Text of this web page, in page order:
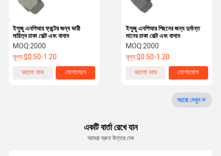
কারখানা পরিদর্শন গুণমান নিয়ন্ত্রণ
আমাদের সাথে
খবর
ইসুজু এনপিআর পিছনের জন্য দুর্দান্ত
মানের চাকা বোল্ট এবং বাদাম
MOQ:2000
মূল্য:$0.50-1.20
ভালো দাম
যোগাযোগ
ইসুজু এনপিআর ফ্রন্টের জন্য ভারী
দায়িত্ব চাকা বোল্ট এবং বাদাম
MOQ:2000
মূল্য:$0.50-1.20
ভালো দাম
যোগাযোগ
আরো দেখুন
একটি বার্তা রেখে যান
আমরা দ্রুত উত্তর দেব